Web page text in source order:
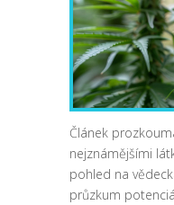
Článek
nejznámějšími
pohled na
průzkum